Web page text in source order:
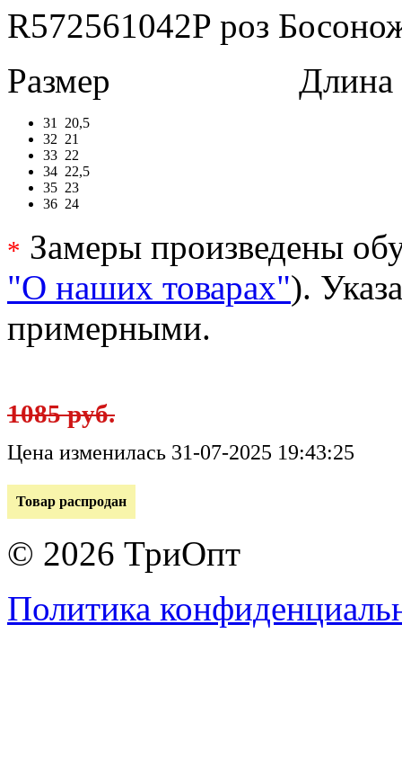
R572561042P роз
Размер
Длина в
31
20,5
32 21
33 22
34 22,5
35 23
36 24
* Замеры произведены
"О наших товарах").
примерными.
1085 руб.
Цена изменилась 31-07-2025 19:43:25
Товар распродан
© 2026 ТриОпт
Политика